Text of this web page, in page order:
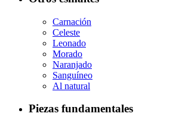
Carnación
Celeste
Leonado
Morado
Naranjado
Sanguíneo
Al natural
Piezas fundamentales